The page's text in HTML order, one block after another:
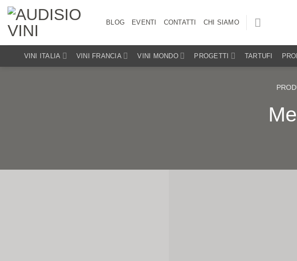
Salta
contenuti
BLOG EVENTI CONTATTI CHI SIAMO
VINI ITALIA VINI FRANCIA VINI MONDO PROGETTI TARTUFI